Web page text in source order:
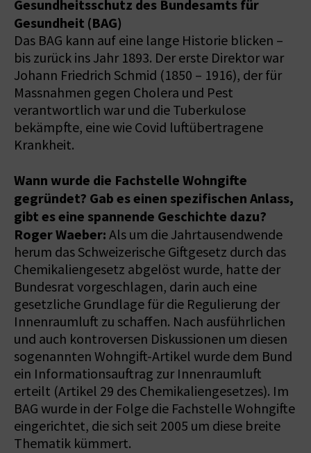
Gesundheitsschutz des Bundesamts für
Gesundheit (BAG)
Das BAG kann auf eine lange Historie blicken –
bis zurück ins Jahr 1893. Der erste Direktor war
Johann Friedrich Schmid (1850 – 1916), der für
Massnahmen gegen Cholera und Pest
verantwortlich war und die Tuberkulose
bekämpfte, eine wie Covid luftübertragene
Krankheit.
Wann wurde die Fachstelle Wohngifte
gegründet? Gab es einen spezifischen Anlass,
gibt es eine spannende Geschichte dazu?
Roger Waeber: Als um die Jahrtausendwende
herum das Schweizerische Giftgesetz durch das
Chemikaliengesetz abgelöst wurde, hatte der
Bundesrat vorgeschlagen, darin auch eine
gesetzliche Grundlage für die Regulierung der
Innenraumluft zu schaffen. Nach ausführlichen
und auch kontroversen Diskussionen um diesen
sogenannten Wohngift-Artikel wurde dem Bund
ein Informationsauftrag zur Innenraumluft
erteilt (Artikel 29 des Chemikaliengesetzes). Im
BAG wurde in der Folge die Fachstelle Wohngifte
eingerichtet, die sich seit 2005 um diese breite
Thematik kümmert.